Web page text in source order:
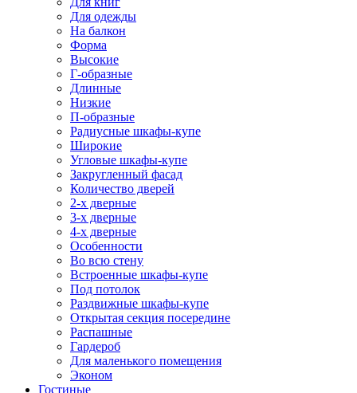
Для одежды
На балкон
Форма
Высокие
Г-образные
Длинные
Низкие
П-образные
Радиусные шкафы-купе
Широкие
Угловые шкафы-купе
Закругленный фасад
Количество дверей
2-х дверные
3-х дверные
4-х дверные
Особенности
Во всю стену
Встроенные шкафы-купе
Под потолок
Раздвижные шкафы-купе
Открытая секция посередине
Распашные
Гардероб
Для маленького помещения
Эконом
Гостиные